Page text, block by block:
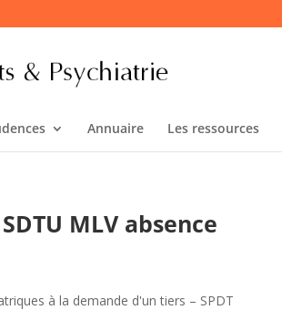
Annuaire Les ressources
MLV absence
à la demande d'un tiers – SPDT